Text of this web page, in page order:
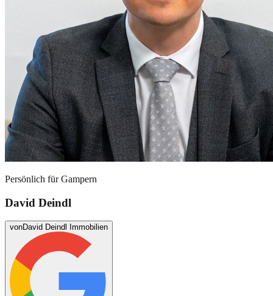
Persönlich fürGampern
David Deindl
vonDavid Deindl Immobilien